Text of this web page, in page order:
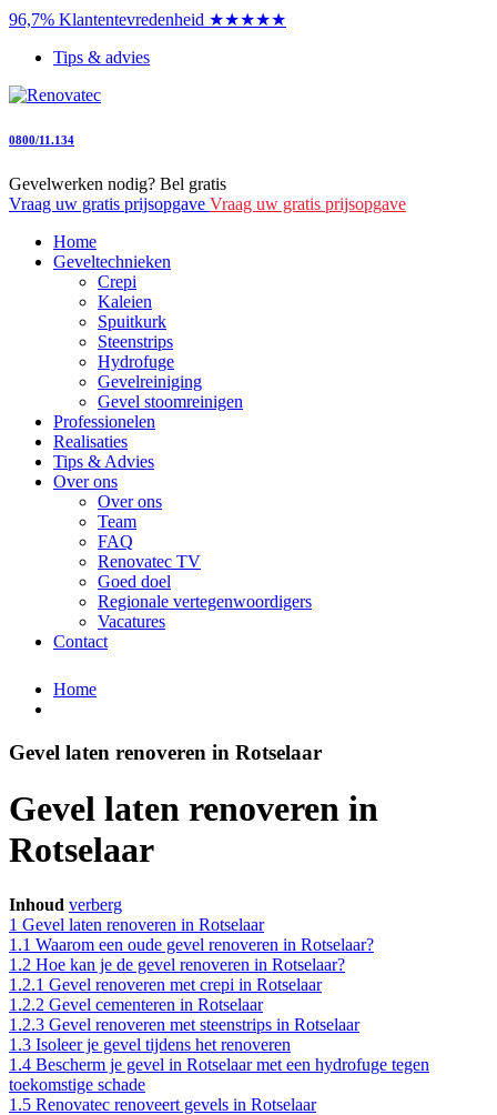
96,7% Klantentevredenheid ★★★★★
Tips & advies
0800/11.134
Gevelwerken nodig? Bel gratis
Vraag uw gratis prijsopgave Vraag uw gratis prijsopgave
Home
Geveltechnieken
Crepi
Kaleien
Spuitkurk
Steenstrips
Hydrofuge
Gevelreiniging
Gevel stoomreinigen
Professionelen
Realisaties
Tips & Advies
Over ons
Over ons
Team
FAQ
Renovatec TV
Goed doel
Regionale vertegenwoordigers
Vacatures
Contact
Home
Gevel laten renoveren in Rotselaar
Gevel laten renoveren in
Rotselaar
Inhoud verberg
1 Gevel laten renoveren in Rotselaar
1.1 Waarom een oude gevel renoveren in Rotselaar?
1.2 Hoe kan je de gevel renoveren in Rotselaar?
1.2.1 Gevel renoveren met crepi in Rotselaar
1.2.2 Gevel cementeren in Rotselaar
1.2.3 Gevel renoveren met steenstrips in Rotselaar
1.3 Isoleer je gevel tijdens het renoveren
1.4 Bescherm je gevel in Rotselaar met een hydrofuge tegen
toekomstige schade
1.5 Renovatec renoveert gevels in Rotselaar